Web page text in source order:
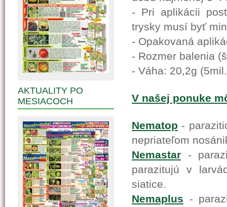
- Pri aplikácii
trysky musí byť
- Opakovaná
- Rozmer balenia
- Váha: 20,2g
V našej ponuke
Nematop -
nepriateľom
Nemastar -
parazitujú v
siatice.
Nemaplus -
AKTUALITY PO
MESIACOCH